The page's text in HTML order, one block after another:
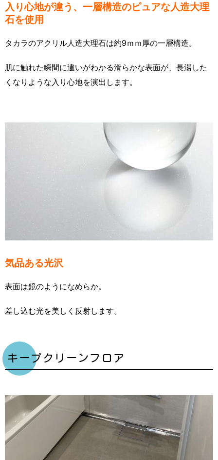
入り心地が違う、一層構造のピュアな人造大理
石を使用
タカラのアクリル人造大理石は約9ｍｍ厚の一層構造。
肌に触れた瞬間に違いがわかる滑らかな表面が、長湯した
くなりような入り心地を演出します。
気品ある光沢
表面は鏡のようになめらか。
差し込む光を美しく反射します。
キープクリーンフロア